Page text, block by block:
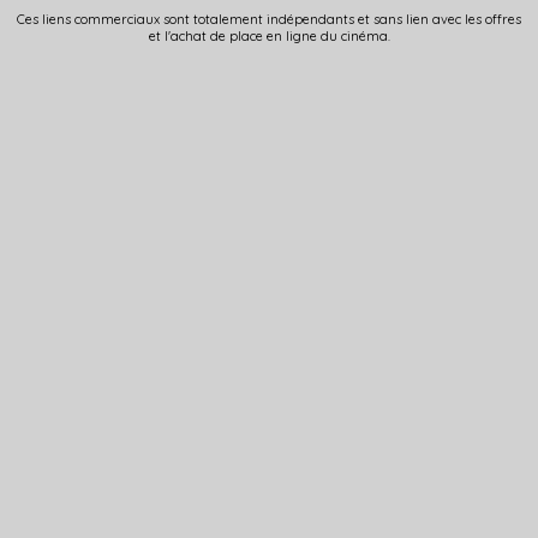
Ces liens commerciaux sont totalement indépendants et sans lien avec les offres
et l'achat de place en ligne du cinéma.